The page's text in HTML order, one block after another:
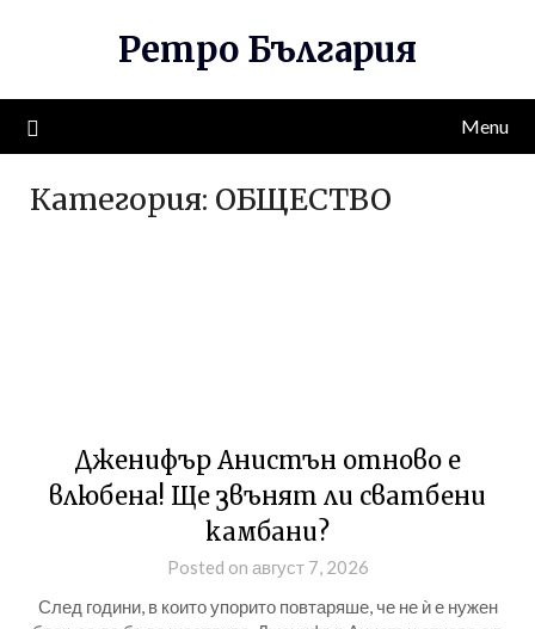
Ретро България
Menu
Категория: ОБЩЕСТВО
Дженифър Анистън отново е
влюбена! Ще звънят ли сватбени
камбани?
Posted on август 7, 2026
След години, в които упорито повтаряше, че не ѝ е нужен